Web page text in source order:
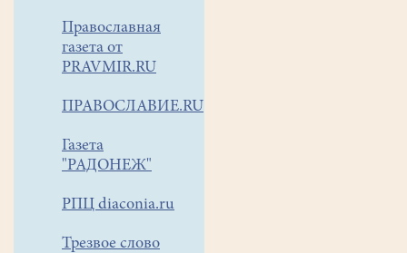
Православная
газета от
PRAVMIR.RU
ПРАВОСЛАВИЕ.RU
Газета
"РАДОНЕЖ"
РПЦ diaconia.ru
Трезвое слово